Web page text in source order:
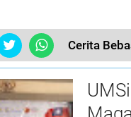
Cerita